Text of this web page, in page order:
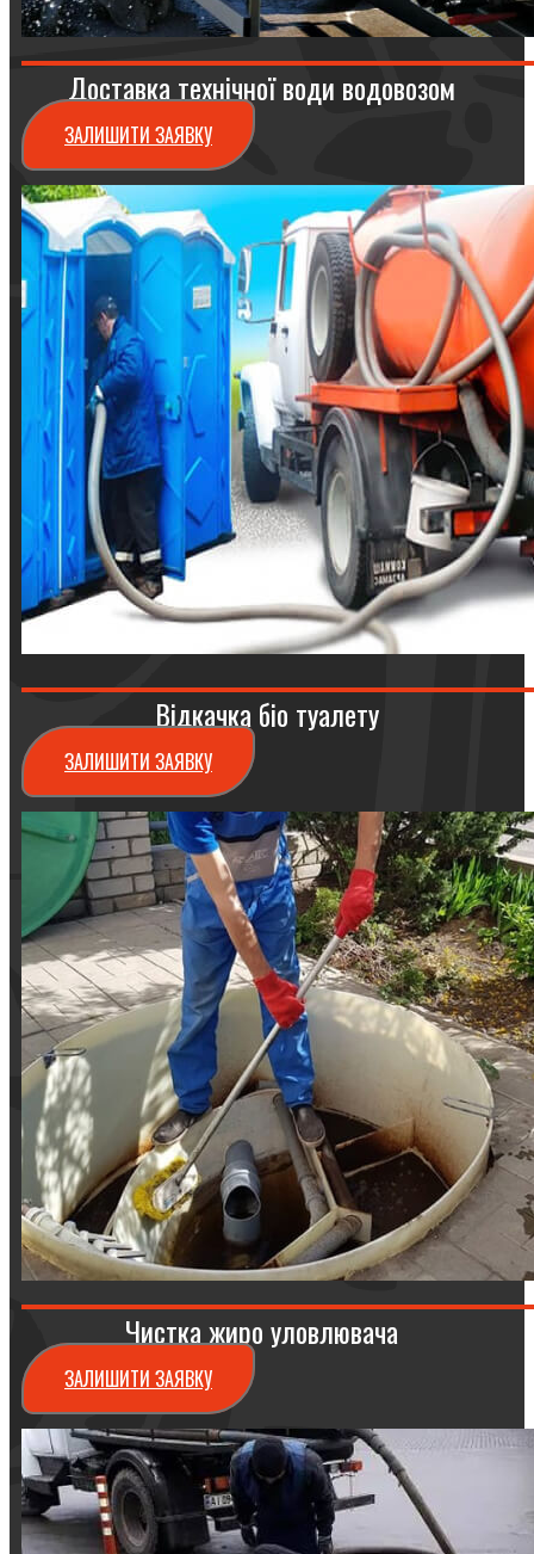
Доставка технічної води водовозом
ЗАЛИШИТИ ЗАЯВКУ
Відкачка біо туалету
ЗАЛИШИТИ ЗАЯВКУ
Чистка жиро уловлювача
ЗАЛИШИТИ ЗАЯВКУ